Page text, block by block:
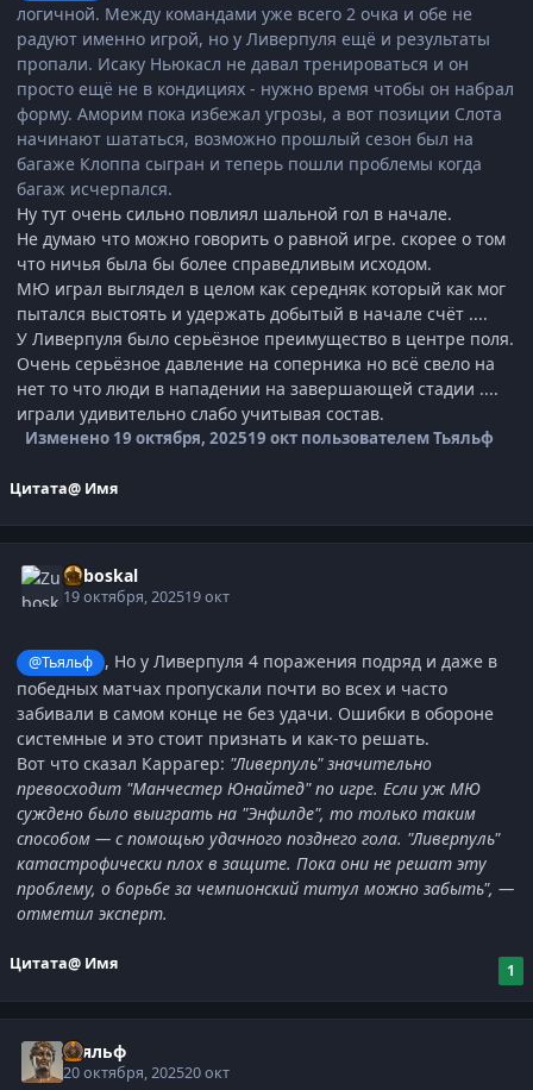
логичной. Между командами уже всего 2 очка и обе не
радуют именно игрой, но у Ливерпуля ещё и результаты
пропали. Исаку Ньюкасл не давал тренироваться и он
просто ещё не в кондициях - нужно время чтобы он набрал
форму. Аморим пока избежал угрозы, а вот позиции Слота
начинают шататься, возможно прошлый сезон был на
багаже Клоппа сыгран и теперь пошли проблемы когда
багаж исчерпался.
Ну тут очень сильно повлиял шальной гол в начале.
Не думаю что можно говорить о равной игре. скорее о том
что ничья была бы более справедливым исходом.
МЮ играл выглядел в целом как середняк который как мог
пытался выстоять и удержать добытый в начале счёт ....
У Ливерпуля было серьёзное преимущество в центре поля.
Очень серьёзное давление на соперника но всё свело на
нет то что люди в нападении на завершающей стадии ....
играли удивительно слабо учитывая состав.
Изменено 19 октября, 202519 октпользователем Тьяльф
Цитата@ Имя
Zuboskal
19 октября, 202519 окт
@Тьяльф
, Но у Ливерпуля 4 поражения подряд и даже в
победных матчах пропускали почти во всех и часто
забивали в самом конце не без удачи. Ошибки в обороне
системные и это стоит признать и как-то решать.
Вот что сказал Каррагер: "Ливерпуль" значительно
превосходит "Манчестер Юнайтед" по игре. Если уж МЮ
суждено было выиграть на "Энфилде", то только таким
способом — с помощью удачного позднего гола. "Ливерпуль"
катастрофически плох в защите. Пока они не решат эту
проблему, о борьбе за чемпионский титул можно забыть", —
отметил эксперт.
Цитата@ Имя 1
Тьяльф
20 октября, 202520 окт